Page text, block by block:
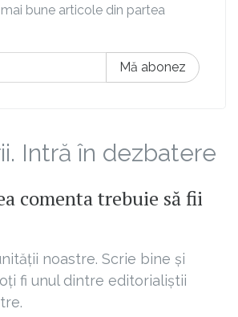
bune articole din partea
Mă abonez
Intră în dezbatere
comenta trebuie să fii
noastre. Scrie bine și
fi unul dintre editorialiștii